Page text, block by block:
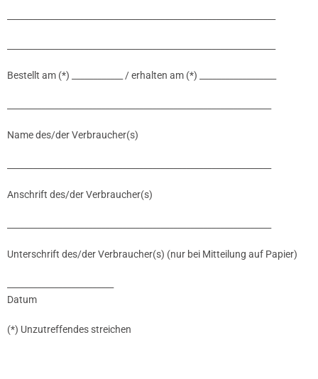
Bestellt am (*) ____________ / erhalten am (*) __________________
Name des/der Verbraucher(s)
Anschrift des/der Verbraucher(s)
Unterschrift des/der Verbraucher(s) (nur bei Mitteilung auf Papier)
Datum
(*) Unzutreffendes streichen